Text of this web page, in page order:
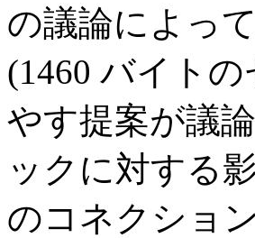
の議論によっ
(1460 バイト
やす提案が議
ックに対する
のコネクショ